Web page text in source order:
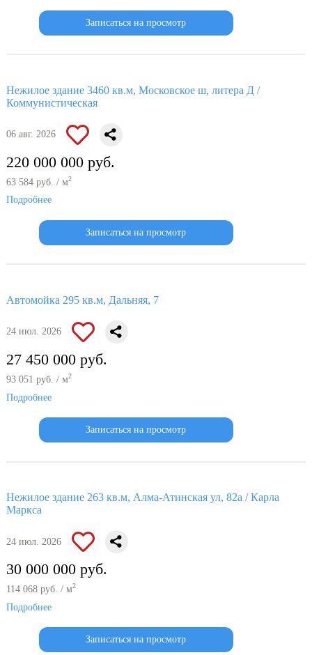
Записаться на просмотр
Нежилое здание 3460 кв.м, Московское ш, литера Д /
Коммунистическая
06 авг. 2026
220 000 000 руб.
63 584 руб. / м2
Подробнее
Записаться на просмотр
Автомойка 295 кв.м, Дальняя, 7
24 июл. 2026
27 450 000 руб.
93 051 руб. / м2
Подробнее
Записаться на просмотр
Нежилое здание 263 кв.м, Алма-Атинская ул, 82а / Карла
Маркса
24 июл. 2026
30 000 000 руб.
114 068 руб. / м2
Подробнее
Записаться на просмотр